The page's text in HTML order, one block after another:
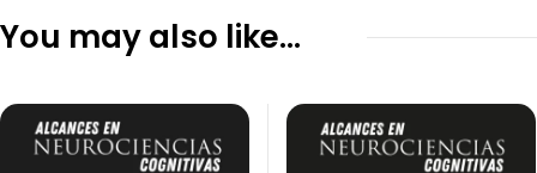
You may also like…